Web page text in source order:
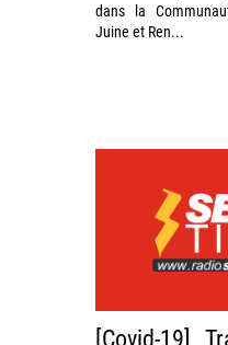
dans la
Juine et Ren...
[Covid-19]